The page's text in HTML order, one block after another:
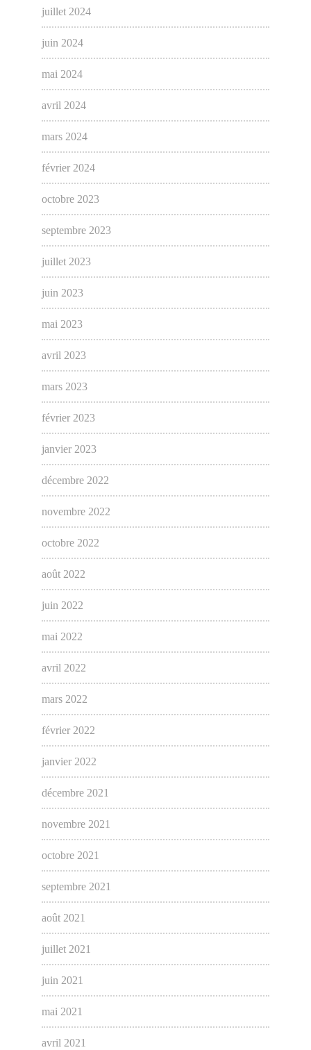
juillet 2024
juin 2024
mai 2024
avril 2024
mars 2024
février 2024
octobre 2023
septembre 2023
juillet 2023
juin 2023
mai 2023
avril 2023
mars 2023
février 2023
janvier 2023
décembre 2022
novembre 2022
octobre 2022
août 2022
juin 2022
mai 2022
avril 2022
mars 2022
février 2022
janvier 2022
décembre 2021
novembre 2021
octobre 2021
septembre 2021
août 2021
juillet 2021
juin 2021
mai 2021
avril 2021